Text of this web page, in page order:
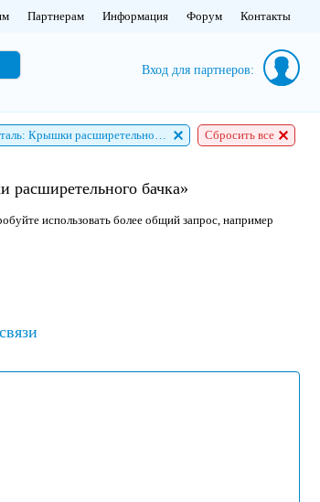
Партнерам Информация Форум Контакты
Вход для партнеров:
Деталь: Крышки расширетельного бачка Сбросить все
бачка»
использовать более общий запрос, например